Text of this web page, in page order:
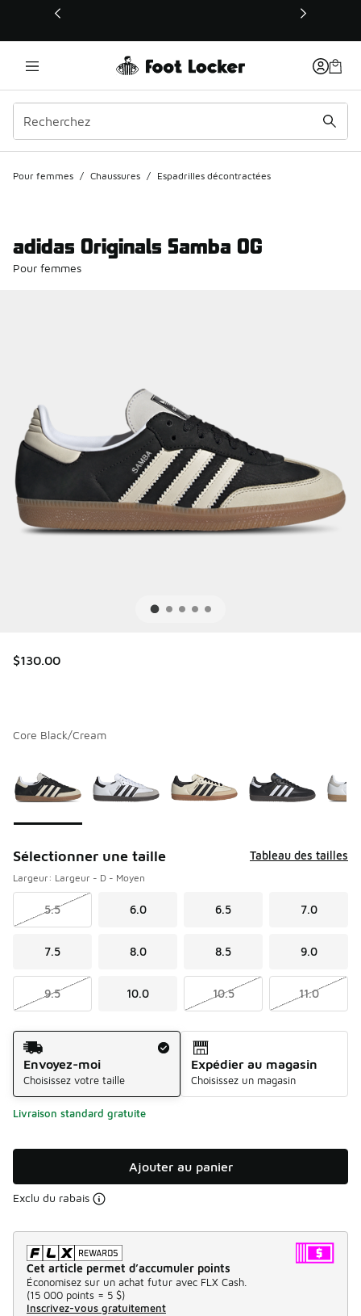
Ce lien s’ouvrira dans une nouvelle fenêtre
Pour femmes / Chaussures / Espadrilles décontractées
adidas Originals Samba OG
Pour femmes
$130.00
Core Black/Cream
Sélectionner une taille Tableau des tailles
Largeur: Largeur - D - Moyen
5.5 6.0 6.5 7.0
7.5 8.0 8.5 9.0
9.5 10.0 10.5 11.0
Méthode d’expédition
Envoyez-moi
Choisissez votre taille
Expédier au magasin
Choisissez un magasin
Livraison standard gratuite
Ajouter au panier
Exclu du rabais
Cet article permet d’accumuler points
Économisez sur un achat futur avec FLX Cash.
(15 000 points = 5 $)
Inscrivez-vous gratuitement